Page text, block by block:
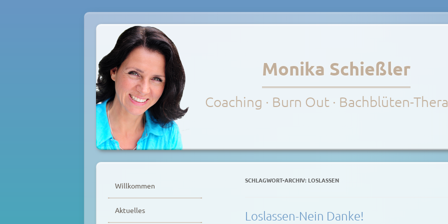
Monika Schießler
Coaching · Burn Out · Bachblüten-
SCHLAGWORT-ARCHIV: LOSLASSEN
Loslassen-Nein Danke!
Inhalt
springen
Willkommen
Aktuelles